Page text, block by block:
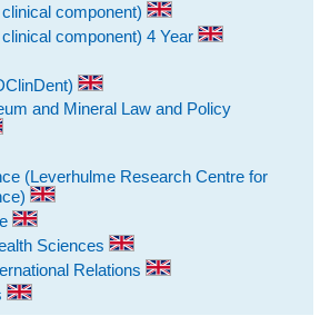
component)
component) 4 Year
and Mineral Law and Policy
(Leverhulme Research Centre for
Sciences
Relations